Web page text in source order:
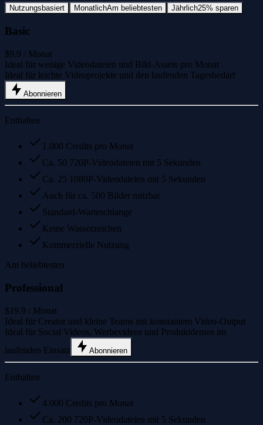
Nutzungsbasiert MonatlichAm beliebtesten Jährlich25% sparen
Basic
$9.9 / Monat
Ideal für wenige Videodateien und Bild-Assets pro Monat
Ideal für leichte Videoprojekte und den laufenden Tagesbedarf
Abonnieren
Enthalten
1.000 Credits pro Monat
Ca. 50 720P-Videodateien mit 5 Sekunden
Ca. 25 1080P-Videodateien mit 5 Sekunden
Auch für ca. 500 Bilder nutzbar
Standard-Warteschlange
Keine Wasserzeichen
Kommerzielle Nutzung
Am beliebtesten
Professional
$19.9 / Monat
Ideal für Creator und kleine Teams mit konstantem Video-Output
Ideal für Social Videos, Werbevideos und Produktdemos im
laufenden Einsatz
Abonnieren
Enthalten
4.000 Credits pro Monat
Ca. 200 720P-Videodateien mit 5 Sekunden